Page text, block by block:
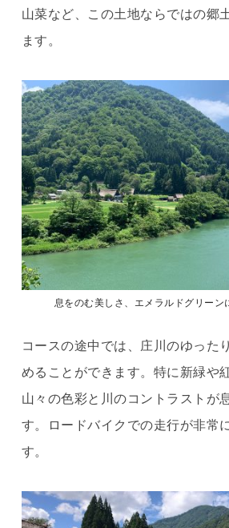
山菜など、この土地ならではの郷
ます。
息をのむ美しさ、エメラルドグリーン
コースの途中では、庄川のゆった
めることができます。特に新緑や
山々の色彩と川のコントラストが
す。ロードバイクでの走行が非常
す。